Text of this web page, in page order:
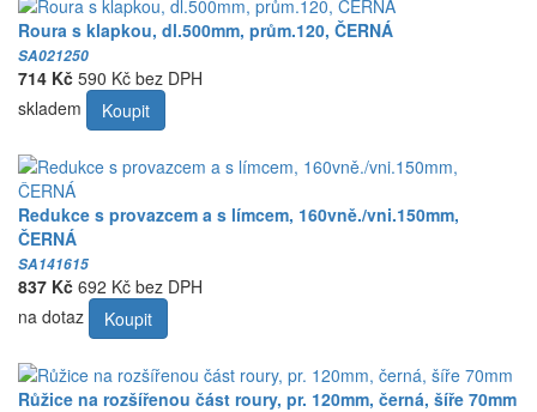
Roura s klapkou, dl.500mm, prům.120, ČERNÁ
SA021250
714 Kč 590 Kč bez DPH
skladem
Koupit
Redukce s provazcem a s límcem, 160vně./vni.150mm,
ČERNÁ
SA141615
837 Kč 692 Kč bez DPH
na dotaz
Koupit
Růžice na rozšířenou část roury, pr. 120mm, černá, šíře 70mm